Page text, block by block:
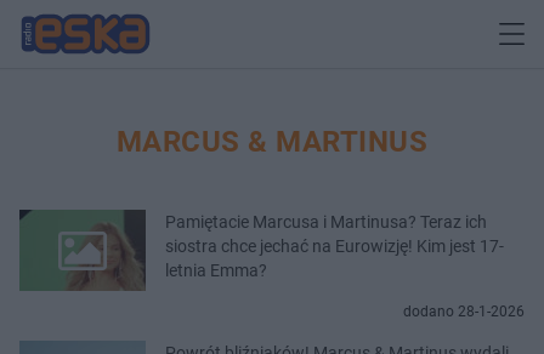
MARCUS & MARTINUS
Pamiętacie Marcusa i Martinusa? Teraz ich
siostra chce jechać na Eurowizję! Kim jest 17-
letnia Emma?
dodano 28-1-2026